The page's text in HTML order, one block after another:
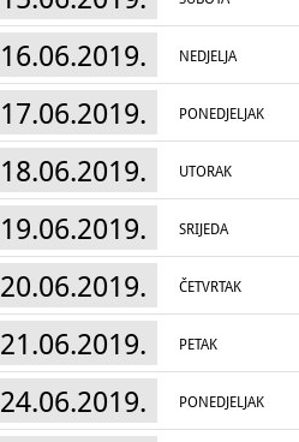
16.06.2019. NEDJELJA
17.06.2019. PONEDJELJAK
18.06.2019. UTORAK
19.06.2019. SRIJEDA
20.06.2019. ČETVRTAK
21.06.2019. PETAK
24.06.2019. PONEDJELJAK